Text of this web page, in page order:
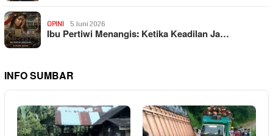
OPINI 5 Juni 2026
Ibu Pertiwi Menangis: Ketika Keadilan Ja…
INFO SUMBAR